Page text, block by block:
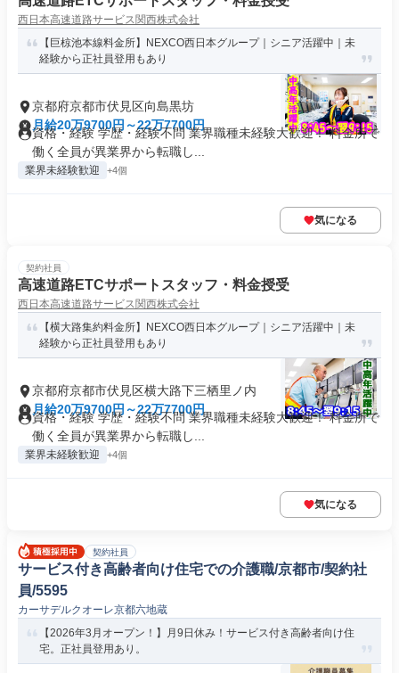
西日本高速道路サービス関西株式会社
【巨椋池本線料金所】NEXCO西日本グループ｜シニア活躍中｜未
経験から正社員登用もあり
京都府京都市伏見区向島黒坊
月給20万9700円～22万7700円
資格・経験 学歴・経験不問 業界職種未経験大歓迎！ 料金所で
働く全員が異業界から転職し...
業界未経験歓迎 +4個
気になる
契約社員
高速道路ETCサポートスタッフ・料金授受
西日本高速道路サービス関西株式会社
【横大路集約料金所】NEXCO西日本グループ｜シニア活躍中｜未
経験から正社員登用もあり
京都府京都市伏見区横大路下三栖里ノ内
月給20万9700円～22万7700円
資格・経験 学歴・経験不問 業界職種未経験大歓迎！ 料金所で
働く全員が異業界から転職し...
業界未経験歓迎 +4個
気になる
契約社員
サービス付き高齢者向け住宅での介護職/京都市/契約社
員/5595
カーサデルクオーレ京都六地蔵
【2026年3月オープン！】月9日休み！サービス付き高齢者向け住
宅。正社員登用あり。